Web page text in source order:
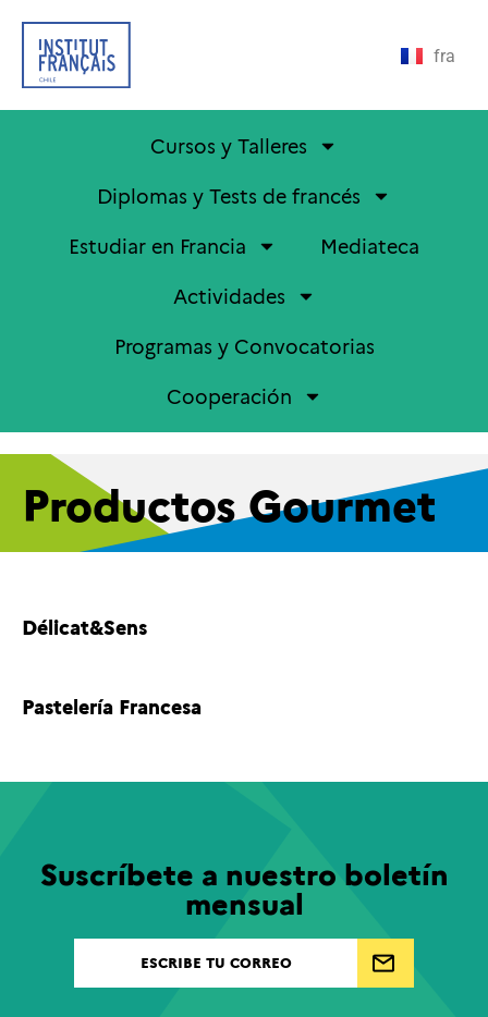
fra
Cursos y Talleres
Diplomas y Tests de francés
Estudiar en Francia
Mediateca
Actividades
Programas y Convocatorias
Cooperación
Productos Gourmet
Délicat&Sens
Pastelería Francesa
Suscríbete a nuestro boletín
mensual